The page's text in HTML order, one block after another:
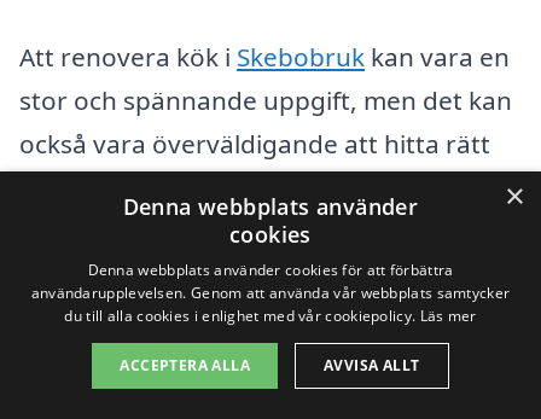
Att renovera kök i Skebobruk kan vara en
stor och spännande uppgift, men det kan
också vara överväldigande att hitta rätt
sökning kan du överväga att även titta på
närliggande städer för att hitta den bästa
möjliga servicen. Här är några städer där
du kan hitta professionella företag som
×
Denna webbplats använder
cookies
Denna webbplats använder cookies för att förbättra
användarupplevelsen. Genom att använda vår webbplats samtycker
du till alla cookies i enlighet med vår cookiepolicy. Läs mer
ACCEPTERA ALLA AVVISA ALLT